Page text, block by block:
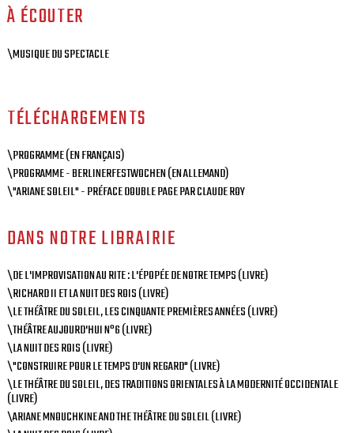
À ÉCOUTER
\MUSIQUE DU SPECTACLE
TÉLÉCHARGEMENTS
\PROGRAMME (EN FRANÇAIS)
\PROGRAMME - BERLINERFESTWOCHEN (EN ALLEMAND)
\"ARIANE SOLEIL" - PRÉFACE DOUBLE PAGE PAR CLAUDE ROY
DANS NOTRE LIBRAIRIE
\DE L'IMPROVISATION AU RITE : L'ÉPOPÉE DE NOTRE TEMPS (LIVRE)
\RICHARD II ET LA NUIT DES ROIS (LIVRE)
\LE THÉÂTRE DU SOLEIL, LES CINQUANTE PREMIÈRES ANNÉES (LIVRE)
\THÉÂTRE AUJOURD'HUI N°6 (LIVRE)
\LA NUIT DES ROIS (LIVRE)
\"CONSTRUIRE POUR LE TEMPS D'UN REGARD" (LIVRE)
\LE THÉÂTRE DU SOLEIL, DES TRADITIONS ORIENTALES À LA MODERNITÉ OCCIDENTALE
(LIVRE)
\ARIANE MNOUCHKINE AND THE THÉÂTRE DU SOLEIL (LIVRE)